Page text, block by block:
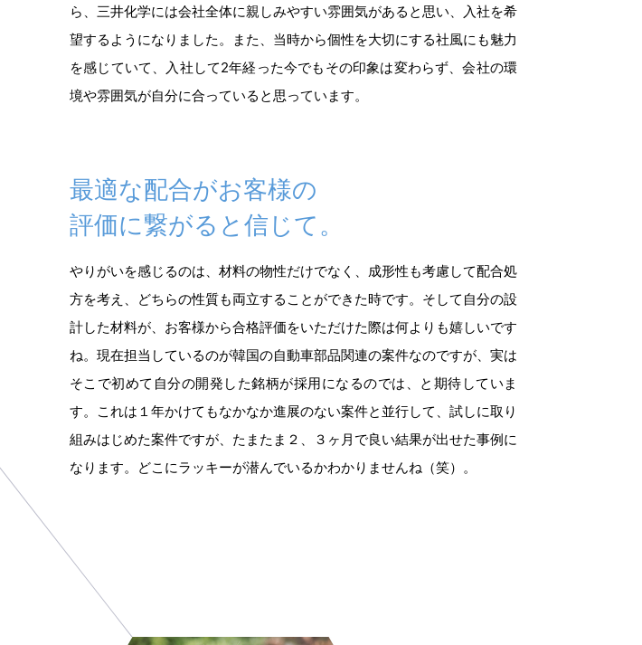
ら、三井化学には会社全体に親しみやすい雰囲気があると思い、入社を希
望するようになりました。また、当時から個性を大切にする社風にも魅力
を感じていて、入社して2年経った今でもその印象は変わらず、会社の環
境や雰囲気が自分に合っていると思っています。
最適な配合がお客様の
評価に繋がると信じて。
やりがいを感じるのは、材料の物性だけでなく、成形性も考慮して配合処
方を考え、どちらの性質も両立することができた時です。そして自分の設
計した材料が、お客様から合格評価をいただけた際は何よりも嬉しいです
ね。現在担当しているのが韓国の自動車部品関連の案件なのですが、実は
そこで初めて自分の開発した銘柄が採用になるのでは、と期待していま
す。これは１年かけてもなかなか進展のない案件と並行して、試しに取り
組みはじめた案件ですが、たまたま２、３ヶ月で良い結果が出せた事例に
なります。どこにラッキーが潜んでいるかわかりませんね（笑）。